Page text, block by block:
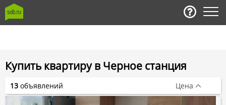
Купить квартиру в Черное станция
13 объявлений Цена